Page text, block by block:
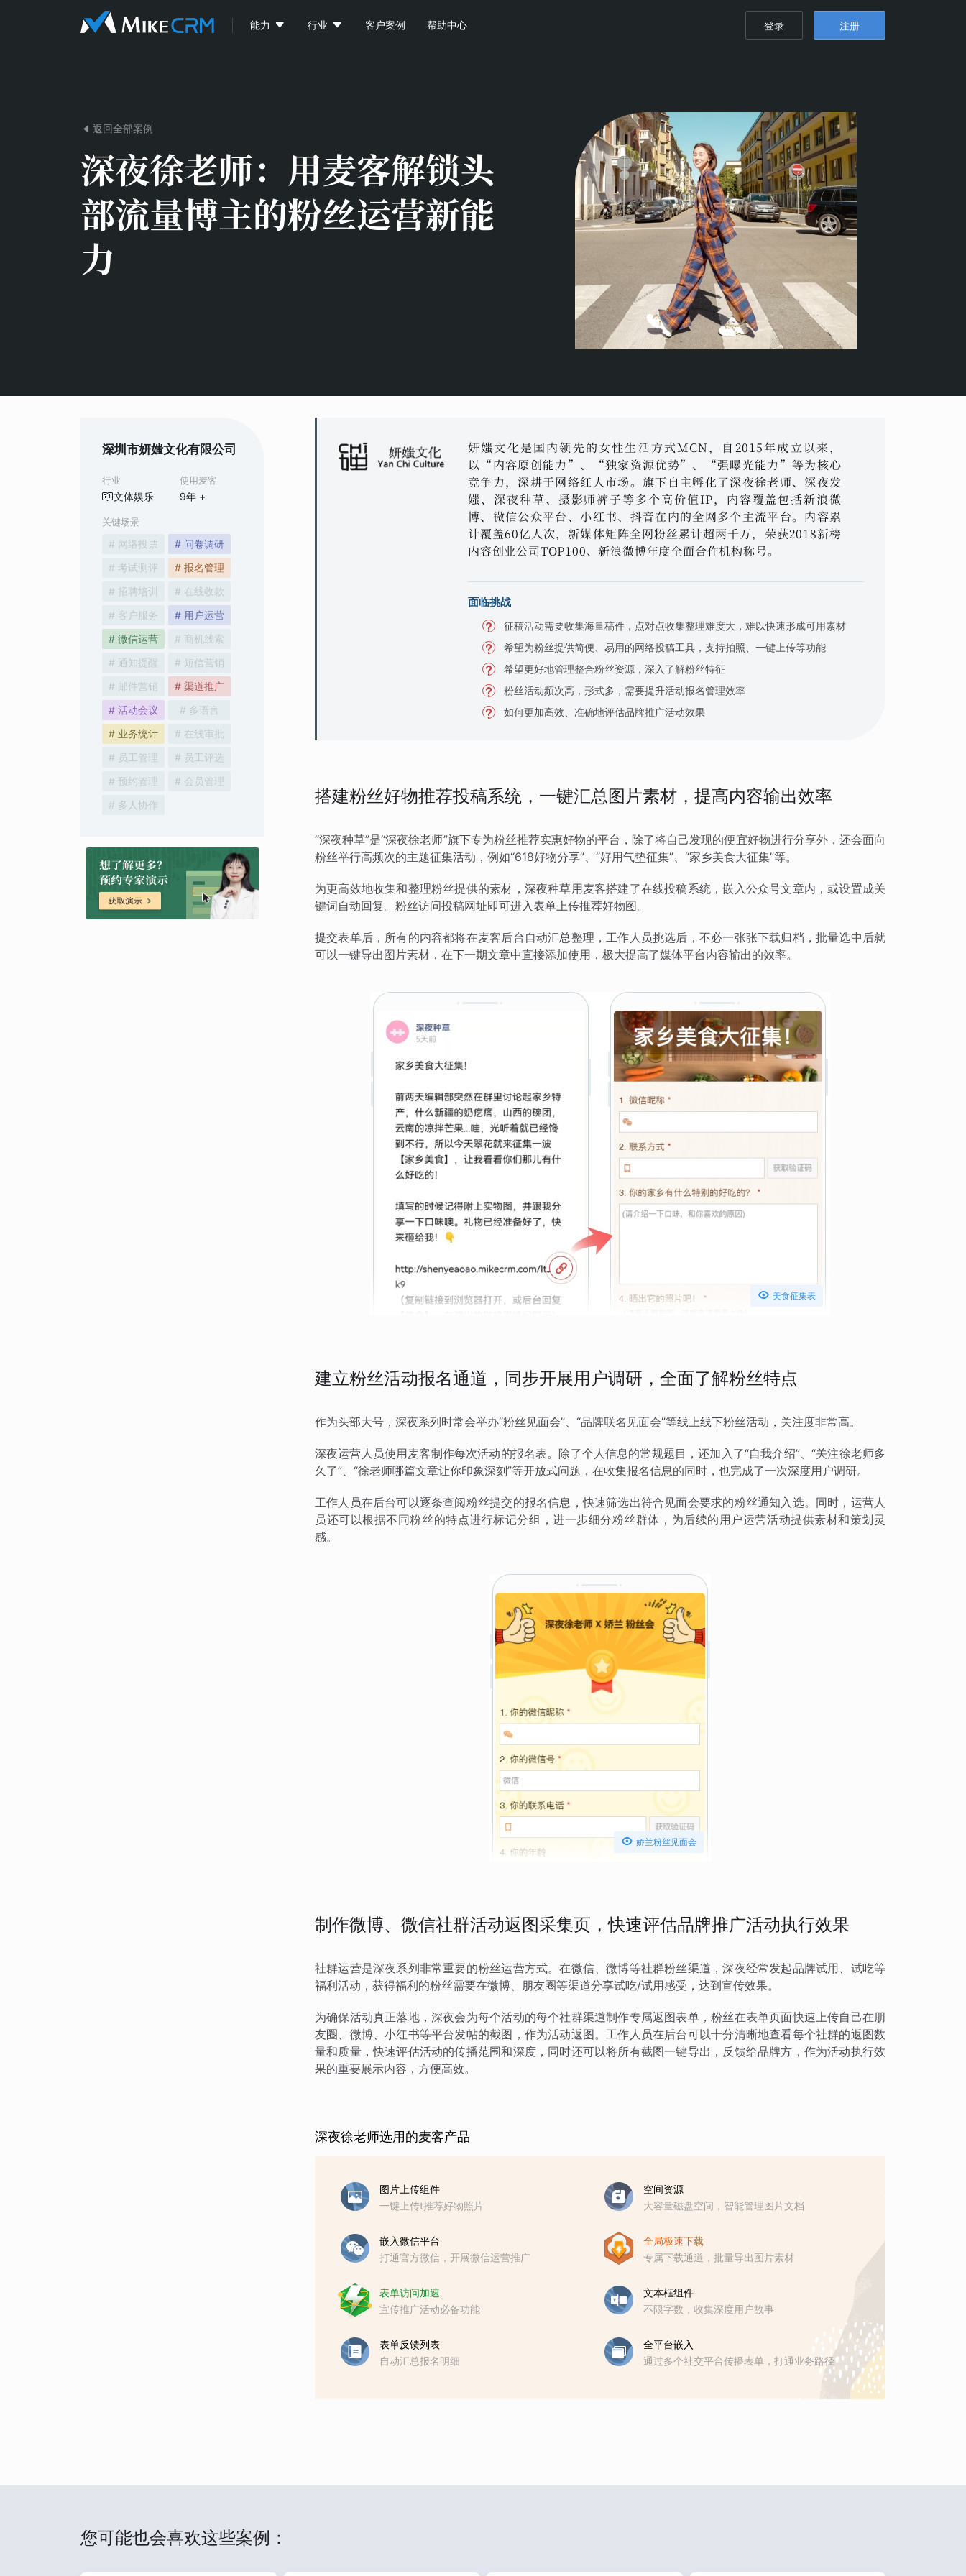
能力  行业  客户案例 帮助中心 登录 注册
 返回全部案例
深夜徐老师： 用麦客解锁头
部流量博主的粉丝运营新能
力
深圳市妍媸文化有限公司
行业
文体娱乐
使用麦客
9年 +
关键场景
# 网络投票
# 问卷调研
# 考试测评
# 报名管理
# 招聘培训
# 在线收款
# 客户服务
# 用户运营
# 微信运营
# 商机线索
# 通知提醒
# 短信营销
# 邮件营销
# 渠道推广
# 活动会议
# 多语言
# 业务统计
# 在线审批
# 员工管理
# 员工评选
# 预约管理
# 会员管理
# 多人协作
妍媸文化是国内领先的女性生活方式MCN，自2015年成立以来，
以“内容原创能力”、“独家资源优势”、“强曝光能力”等为核心
竞争力，深耕于网络红人市场。旗下自主孵化了深夜徐老师、深夜发
媸、深夜种草、摄影师裤子等多个高价值IP，内容覆盖包括新浪微
博、微信公众平台、小红书、抖音在内的全网多个主流平台。内容累
计覆盖60亿人次，新媒体矩阵全网粉丝累计超两千万，荣获2018新榜
内容创业公司TOP100、新浪微博年度全面合作机构称号。
面临挑战
征稿活动需要收集海量稿件，点对点收集整理难度大，难以快速形成可用素材
希望为粉丝提供简便、易用的网络投稿工具，支持拍照、一键上传等功能
希望更好地管理整合粉丝资源，深入了解粉丝特征
粉丝活动频次高，形式多，需要提升活动报名管理效率
如何更加高效、准确地评估品牌推广活动效果
搭建粉丝好物推荐投稿系统，一键汇总图片素材，提高内容输出效率
“深夜种草”是“深夜徐老师”旗下专为粉丝推荐实惠好物的平台，除了将自己发现的便宜好物进行分享外，还会面向
粉丝举行高频次的主题征集活动，例如“618好物分享”、“好用气垫征集”、“家乡美食大征集”等。
为更高效地收集和整理粉丝提供的素材，深夜种草用麦客搭建了在线投稿系统，嵌入公众号文章内，或设置成关
键词自动回复。粉丝访问投稿网址即可进入表单上传推荐好物图。
提交表单后，所有的内容都将在麦客后台自动汇总整理，工作人员挑选后，不必一张张下载归档，批量选中后就
可以一键导出图片素材，在下一期文章中直接添加使用，极大提高了媒体平台内容输出的效率。
 美食征集表
建立粉丝活动报名通道，同步开展用户调研，全面了解粉丝特点
作为头部大号，深夜系列时常会举办“粉丝见面会”、“品牌联名见面会”等线上线下粉丝活动，关注度非常高。
深夜运营人员使用麦客制作每次活动的报名表。除了个人信息的常规题目，还加入了“自我介绍”、“关注徐老师多
久了”、“徐老师哪篇文章让你印象深刻”等开放式问题，在收集报名信息的同时，也完成了一次深度用户调研。
工作人员在后台可以逐条查阅粉丝提交的报名信息，快速筛选出符合见面会要求的粉丝通知入选。同时，运营人
员还可以根据不同粉丝的特点进行标记分组，进一步细分粉丝群体，为后续的用户运营活动提供素材和策划灵
感。
 娇兰粉丝见面会
制作微博、微信社群活动返图采集页，快速评估品牌推广活动执行效果
社群运营是深夜系列非常重要的粉丝运营方式。在微信、微博等社群粉丝渠道，深夜经常发起品牌试用、试吃等
福利活动，获得福利的粉丝需要在微博、朋友圈等渠道分享试吃/试用感受，达到宣传效果。
为确保活动真正落地，深夜会为每个活动的每个社群渠道制作专属返图表单，粉丝在表单页面快速上传自己在朋
友圈、微博、小红书等平台发帖的截图，作为活动返图。工作人员在后台可以十分清晰地查看每个社群的返图数
量和质量，快速评估活动的传播范围和深度，同时还可以将所有截图一键导出，反馈给品牌方，作为活动执行效
果的重要展示内容，方便高效。
深夜徐老师选用的麦客产品
图片上传组件
一键上传t推荐好物照片
空间资源
大容量磁盘空间，智能管理图片文档
嵌入微信平台
打通官方微信，开展微信运营推广
全局极速下载
专属下载通道，批量导出图片素材
表单访问加速
宣传推广活动必备功能
文本框组件
不限字数，收集深度用户故事
表单反馈列表
自动汇总报名明细
全平台嵌入
通过多个社交平台传播表单，打通业务路径
您可能也会喜欢这些案例：